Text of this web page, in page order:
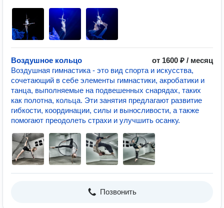
Воздушное кольцо
от 1600 ₽ / месяц
Воздушная гимнастика - это вид спорта и искусства,
сочетающий в себе элементы гимнастики, акробатики и
танца, выполняемые на подвешенных снарядах, таких
как полотна, кольца. Эти занятия предлагают развитие
гибкости, координации, силы и выносливости, а также
помогают преодолеть страхи и улучшить осанку.
Позвонить